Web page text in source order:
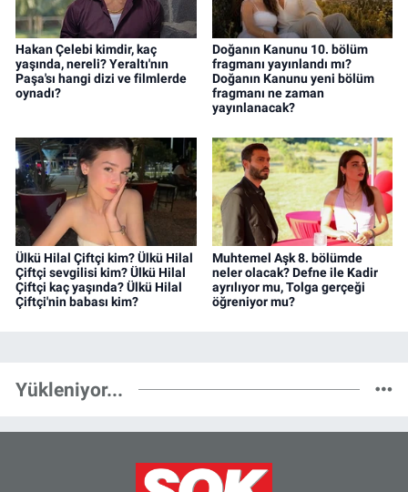
Hakan Çelebi kimdir, kaç
yaşında, nereli? Yeraltı'nın
Paşa'sı hangi dizi ve filmlerde
oynadı?
Doğanın Kanunu 10. bölüm
fragmanı yayınlandı mı?
Doğanın Kanunu yeni bölüm
fragmanı ne zaman
yayınlanacak?
Ülkü Hilal Çiftçi kim? Ülkü Hilal
Çiftçi sevgilisi kim? Ülkü Hilal
Çiftçi kaç yaşında? Ülkü Hilal
Çiftçi'nin babası kim?
Muhtemel Aşk 8. bölümde
neler olacak? Defne ile Kadir
ayrılıyor mu, Tolga gerçeği
öğreniyor mu?
Yükleniyor...